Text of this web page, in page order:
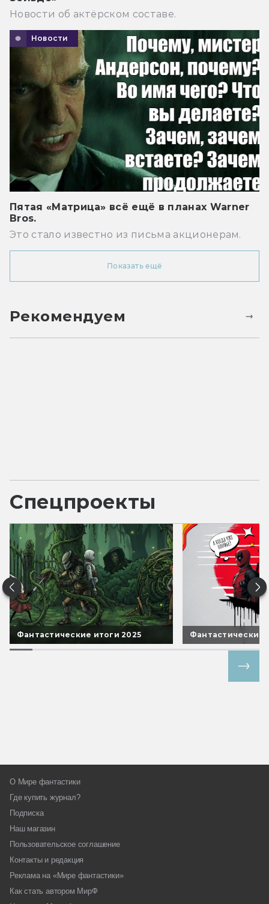
Новости об актёрском составе.
Новости
Пятая «Матрица» всё ещё в планах Warner
Bros.
Это стало известно из письма акционерам.
Показать ещё
Рекомендуем
Спецпроекты
Фантастические итоги 2025 Фантастические
О Мире фантастики
Где купить журнал?
Подписка
Наш магазин
Пользовательское соглашение
Контакты и редакция
Реклама на «Мире фантастики»
Как стать автором МирФ